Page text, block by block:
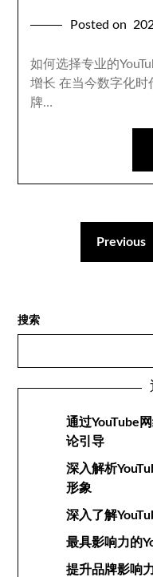
Posted on
如何选择专业的
增长 在当今数字化时
牌…
Previous
搜索
通过YouTube
论引导
深入解析
形象
深入了解
最具影响力的
提升品牌影响